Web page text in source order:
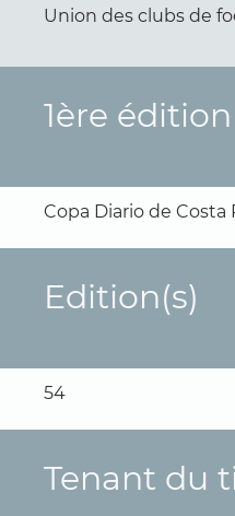
Union des clubs de
1ère édition
Copa Diario de Costa
Edition(s)
54
Tenant du